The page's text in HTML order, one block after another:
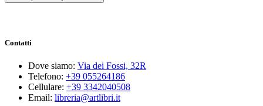
Contatti
Dove siamo: Via dei Fossi, 32R
Telefono: +39 055264186
Cellulare: +39 3342040508
Email: libreria@artlibri.it